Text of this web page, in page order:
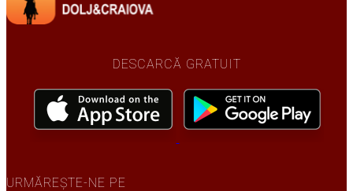
DESCARCĂ GRATUIT
URMĂREȘTE-NE PE